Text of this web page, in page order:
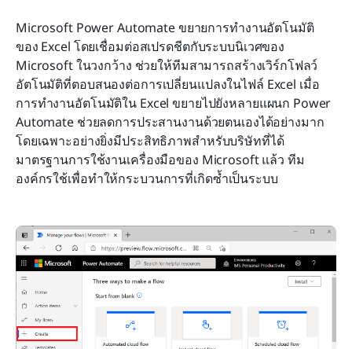
Microsoft Power Automate ขยายการทำงานอัตโนมัติ
ของ Excel โดยเชื่อมต่อสเปรดชีตกับระบบนิเวศของ
Microsoft ในวงกว้าง ช่วยให้ทีมสามารถสร้างเวิร์กโฟลว์
อัตโนมัติที่ตอบสนองต่อการเปลี่ยนแปลงในไฟล์ Excel เมื่อ
การทำงานอัตโนมัติใน Excel ขยายไปยังหลายแผนก Power
Automate ช่วยลดการประสานงานด้วยตนเองได้อย่างมาก
โดยเฉพาะอย่างยิ่งมีประสิทธิภาพสำหรับบริษัทที่ได้
มาตรฐานการใช้งานเครื่องมือของ Microsoft แล้ว ทีม
องค์กรใช้เพื่อทำให้กระบวนการที่เกิดซ้ำเป็นระบบ